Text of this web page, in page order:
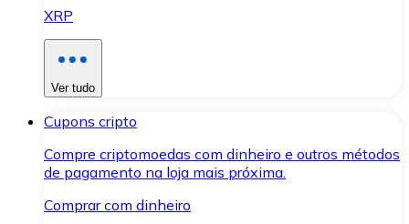
XRP
Ver tudo
Cupons cripto
Compre criptomoedas com dinheiro e outros métodos
de pagamento na loja mais próxima.
Comprar com dinheiro